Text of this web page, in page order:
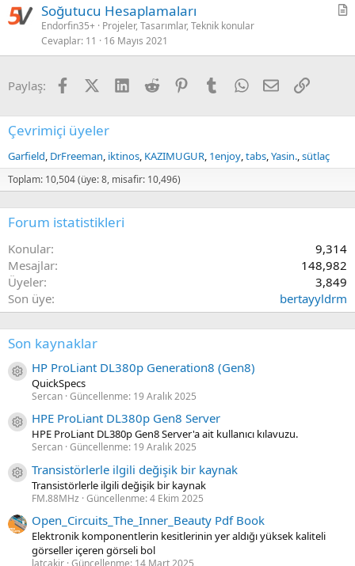
a
Soğutucu Hesaplamaları
Endorfin35+ Projeler, Tasarımlar, Teknik konular
Cevaplar 11 16 Mayıs 2021
Paylaş: FacebookX (Twitter)
LinkedIn
Reddit PinterestTumblrWhatsApp
E-postaLink
Çevrimiçi üyeler
Garfield DrFreeman iktinos KAZIMUGUR 1enjoy tabs Yasin. sütlaç
Toplam: 10,504 (üye: 8, misafir: 10,496)
Forum istatistikleri
Konular
9,314
Mesajlar
148,982
Üyeler
3,849
Son üye
bertayyldrm
Son kaynaklar
Kaynak ikon/amblem
HP ProLiant DL380p Generation8 (Gen8)
QuickSpecs
Sercan Güncellenme: 19 Aralık 2025
Kaynak ikon/amblem
HPE ProLiant DL380p Gen8 Server
HPE ProLiant DL380p Gen8 Server'a ait kullanıcı kılavuzu.
Sercan Güncellenme: 19 Aralık 2025
Kaynak ikon/amblem
Transistörlerle ilgili değişik bir kaynak
Transistörlerle ilgili değişik bir kaynak
FM.88MHz Güncellenme:4 Ekim 2025
Open_Circuits_The_Inner_Beauty Pdf Book
Elektronik komponentlerin kesitlerinin yer aldığı yüksek kaliteli
görseller içeren görseli bol
latcakir Güncellenme: 14 Mart 2025